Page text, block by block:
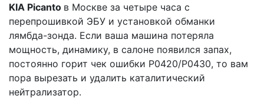
KIA Picanto в Москве за четыре часа с
перепрошивкой ЭБУ и установкой обманки
лямбда-зонда. Если ваша машина потеряла
мощность, динамику, в салоне появился запах,
постоянно горит чек ошибки Р0420/Р0430, то вам
пора вырезать и удалить каталитический
нейтрализатор.